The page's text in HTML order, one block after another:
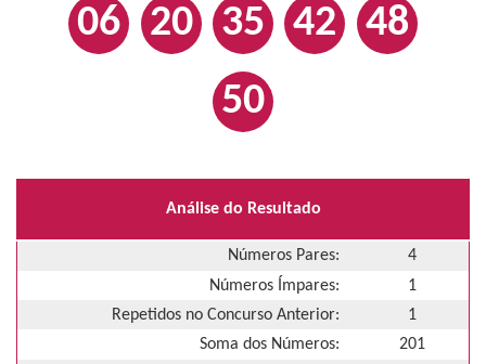
06 20 35 42
48
50
Análise do Resultado
Números Pares:
4
Números Ímpares:
1
Repetidos no Concurso Anterior:
1
Soma dos Números:
201